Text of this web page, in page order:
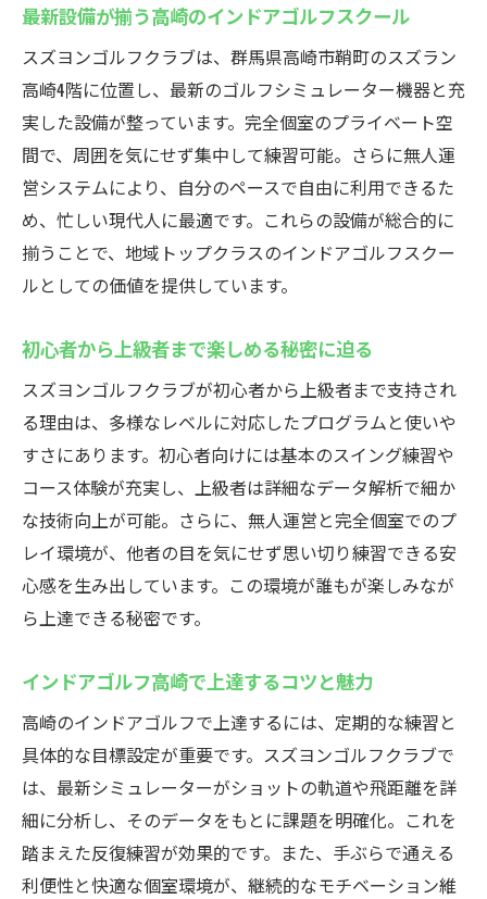
最新シミュレーターによる上達の近道を紹
介
インドアゴルフスクールの活用術と効果的
な学び方
スズヨンゴルフクラブで得られる特別な体
験
高崎市で初心者も安心のインドアゴルフスクー
方
高崎で評判のインドアゴルフスクールの特
徴
プロ指導のもとで学べる安心サポート体制
グループレッスンと個別指導の違いを解説
インドアゴルフスクールで失敗しないコツ
通いやすい立地と充実した設備が魅力
最新シミュレーターで楽しむ高崎市のゴルフ練
習
高崎のインドアゴルフスクールで最新機器
を体感
GOLFZON導入で広がるゴルフの楽しみ方
シミュレーターで実現する実践的な練習法
インドアゴルフスクールの練習環境を徹底
比較
高崎で効率よく上達できる練習ポイント
最新設備が揃う高崎のインドアゴルフスクール
スズヨンゴルフクラブは、群馬県高崎市鞘町のスズラン
高崎4階に位置し、最新のゴルフシミュレーター機器と充
実した設備が整っています。完全個室のプライベート空
間で、周囲を気にせず集中して練習可能。さらに無人運
営システムにより、自分のペースで自由に利用できるた
め、忙しい現代人に最適です。これらの設備が総合的に
揃うことで、地域トップクラスのインドアゴルフスクー
ルとしての価値を提供しています。
初心者から上級者まで楽しめる秘密に迫る
スズヨンゴルフクラブが初心者から上級者まで支持され
る理由は、多様なレベルに対応したプログラムと使いや
すさにあります。初心者向けには基本のスイング練習や
コース体験が充実し、上級者は詳細なデータ解析で細か
な技術向上が可能。さらに、無人運営と完全個室でのプ
レイ環境が、他者の目を気にせず思い切り練習できる安
心感を生み出しています。この環境が誰もが楽しみなが
ら上達できる秘密です。
インドアゴルフ高崎で上達するコツと魅力
高崎のインドアゴルフで上達するには、定期的な練習と
具体的な目標設定が重要です。スズヨンゴルフクラブで
は、最新シミュレーターがショットの軌道や飛距離を詳
細に分析し、そのデータをもとに課題を明確化。これを
踏まえた反復練習が効果的です。また、手ぶらで通える
利便性と快適な個室環境が、継続的なモチベーション維